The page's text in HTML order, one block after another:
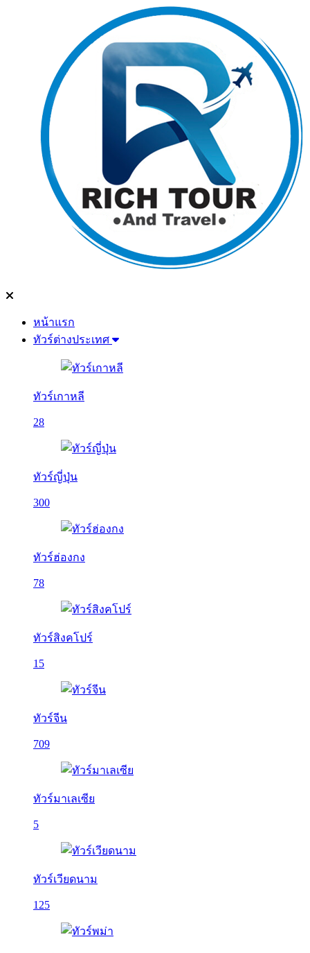
หน้าแรก
ทัวร์ต่างประเทศ
ทัวร์เกาหลี
28
ทัวร์ญี่ปุ่น
300
ทัวร์ฮ่องกง
78
ทัวร์สิงคโปร์
15
ทัวร์จีน
709
ทัวร์มาเลเซีย
5
ทัวร์เวียดนาม
125